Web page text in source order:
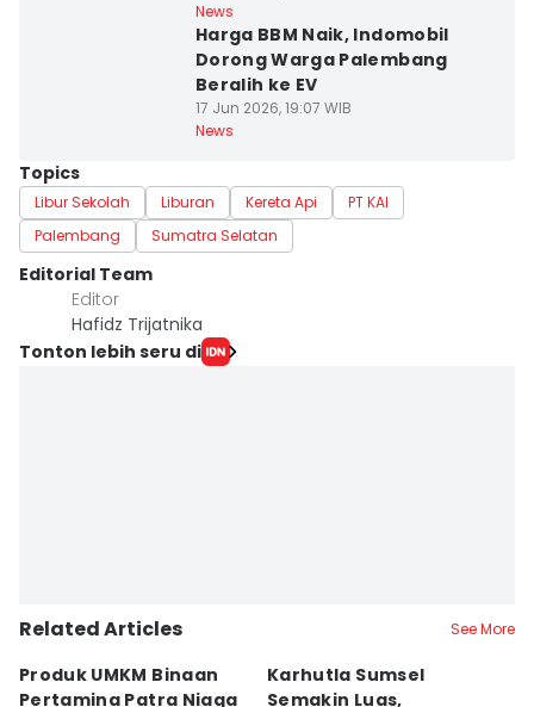
News
Harga BBM Naik, Indomobil
Dorong Warga Palembang
Beralih ke EV
17 Jun 2026, 19:07 WIB
News
Topics
Libur Sekolah Liburan Kereta Api
PT KAI
Palembang
Sumatra Selatan
Editorial Team
Editor
Hafidz Trijatnika
Tonton lebih seru di
Related Articles See More
Produk UMKM Binaan
Pertamina Patra Niaga
Karhutla Sumsel
Semakin Luas,